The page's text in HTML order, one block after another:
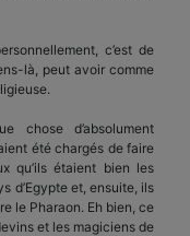
c’est de
là, peut avoir comme
d’absolument
été chargés de faire
qu’ils étaient bien les
d’Egypte et, ensuite, ils
le Pharaon. Eh bien, ce
et les magiciens de